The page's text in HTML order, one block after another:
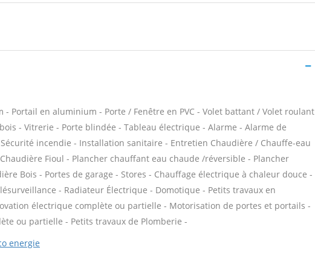
- Portail en aluminium - Porte / Fenêtre en PVC - Volet battant / Volet roulant
- Vitrerie - Porte blindée - Tableau électrique - Alarme - Alarme de
incendie - Installation sanitaire - Entretien Chaudière / Chauffe-eau
Fioul - Plancher chauffant eau chaude /réversible - Plancher
Bois - Portes de garage - Stores - Chauffage électrique à chaleur douce -
- Radiateur Électrique - Domotique - Petits travaux en
électrique complète ou partielle - Motorisation de portes et portails -
ou partielle - Petits travaux de Plomberie -
energie